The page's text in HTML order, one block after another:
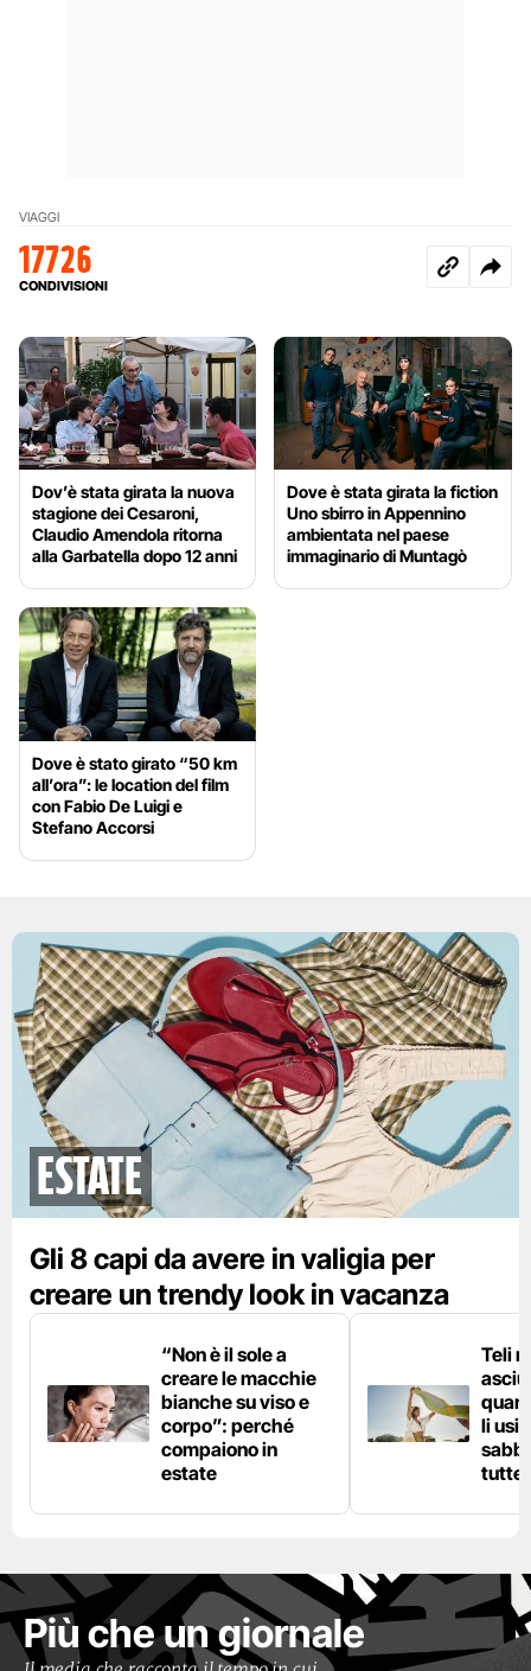
VIAGGI
17726
CONDIVISIONI
Dov’è stata girata la nuova
stagione dei Cesaroni,
Claudio Amendola ritorna
alla Garbatella dopo 12 anni
Dove è stata girata la fiction
Uno sbirro in Appennino
ambientata nel paese
immaginario di Muntagò
Dove è stato girato “50 km
all’ora”: le location del film
con Fabio De Luigi e
Stefano Accorsi
Estate
Gli 8 capi da avere in valigia per
creare un trendy look in vacanza
“Non è il sole a
creare le macchie
bianche su viso e
corpo”: perché
compaiono in
estate
Teli
li
tutte
Più che un giornale